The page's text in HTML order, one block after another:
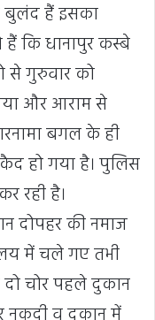
बुलंद हैं इसका
कि धानापुर कस्बे
से गुरुवार को
और आराम से
बगल के ही
हो गया है। पुलिस
रही है।
दोपहर की नमाज
में चले गए तभी
चोर पहले दुकान